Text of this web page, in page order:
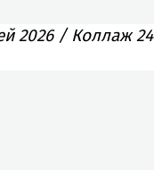
2026 / Коллаж 24